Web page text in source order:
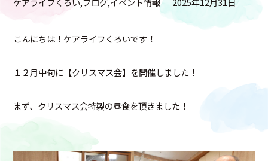
こんにちは！ケアライフくろいです！
１２月中旬に【クリスマス会】を開催しました！
まず、クリスマス会特製の昼食を頂きました！